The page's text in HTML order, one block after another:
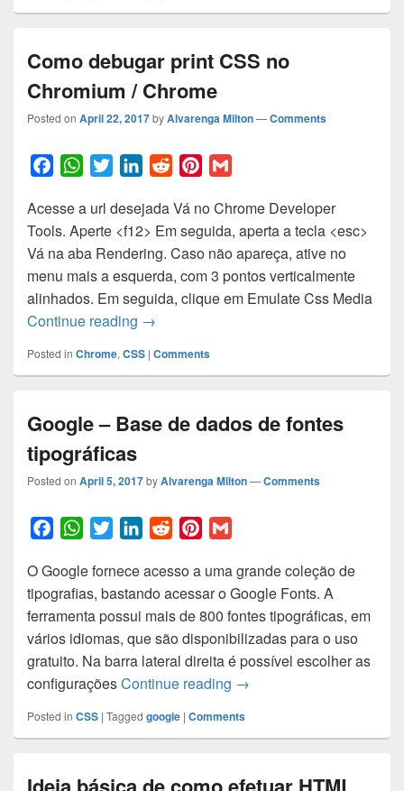
Como debugar print CSS no
Chromium / Chrome
Posted on April 22, 2017byAlvarenga Milton—Comments
c
e
b
o
o
k
W
a
t
s
A
p
p
i
t
e
r
n
k
e
d
I
n
R
d
d
i
t
n
t
e
r
e
a
i
l
Acesse a url desejada Vá no Chrome Developer
Tools. Aperte <f12> Em seguida, aperta a tecla <esc>
Vá na aba Rendering. Caso não apareça, ative no
menu mais a esquerda, com 3 pontos verticalmente
alinhados. Em seguida, clique em Emulate Css Media
Continue reading Como debugar print CSS no Chromium
→
Posted in Chrome, CSS | Comments
Google – Base de dados de fontes
tipográficas
Posted on April 5, 2017byAlvarenga Milton—Comments
c
e
b
o
o
k
W
a
t
s
A
p
p
i
t
t
e
r
n
k
e
d
I
n
R
d
d
i
t
n
t
e
r
e
s
a
i
l
O Google fornece acesso a uma grande coleção de
tipografias, bastando acessar o Google Fonts. A
ferramenta possui mais de 800 fontes tipográficas, em
vários idiomas, que são disponibilizadas para o uso
gratuito. Na barra lateral direita é possível escolher as
configuraçõesContinue reading Google – Base de dados
→
Posted in CSS | Tagged google | Comments
Ideia básica de como efetuar HTML